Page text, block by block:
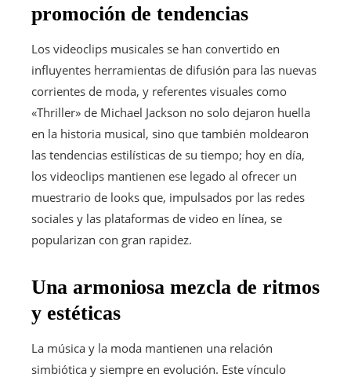
promoción de tendencias
Los videoclips musicales se han convertido en
influyentes herramientas de difusión para las nuevas
corrientes de moda, y referentes visuales como
«Thriller» de Michael Jackson no solo dejaron huella
en la historia musical, sino que también moldearon
las tendencias estilísticas de su tiempo; hoy en día,
los videoclips mantienen ese legado al ofrecer un
muestrario de looks que, impulsados por las redes
sociales y las plataformas de video en línea, se
popularizan con gran rapidez.
Una armoniosa mezcla de ritmos
y estéticas
La música y la moda mantienen una relación
simbiótica y siempre en evolución. Este vínculo